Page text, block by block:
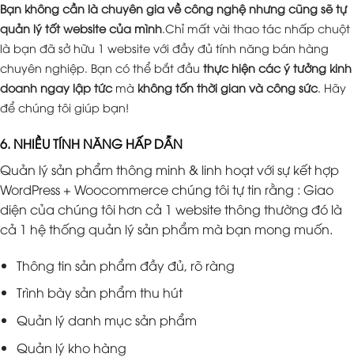
Bạn không cần là chuyên gia về công nghệ nhưng cũng sẽ tự
quản lý tốt website của mình.Chỉ mất vài thao tác nhấp chuột
là bạn đã sở hữu 1 website với đầy đủ tính năng bán hàng
chuyên nghiệp. Bạn có thể bắt đầu thực hiện các ý tưởng kinh
doanh ngay lập tứcmà không tốn thời gian và công sức. Hãy
để chúng tôi giúp bạn!
6. NHIỀU TÍNH NĂNG HẤP DẪN
Quản lý sản phẩm thông minh & linh hoạt với sự kết hợp
WordPress + Woocommerce chúng tôi tự tin rằng : Giao
diện của chúng tôi hơn cả 1 website thông thường đó là
cả 1 hệ thống quản lý sản phẩm mà bạn mong muốn.
Thông tin sản phẩm đầy đủ, rõ ràng
Trình bày sản phẩm thu hút
Quản lý danh mục sản phẩm
Quản lý kho hàng